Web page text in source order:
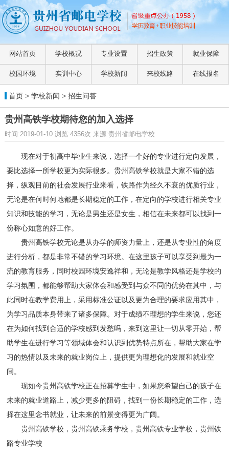
网站首页 学校概况 专业设置 招生政策 就业保障
校园环境 实训中心 学校新闻 来校线路 在线报名
首页> 学校新闻 > 招生问答
贵州高铁学校期待您的加入选择
时间:2019-01-10 浏览:4356次 来源:贵州省邮电学校
现在对于初高中毕业生来说，选择一个好的专业进行定向发展，
要比选择一所学校更为实际很多。贵州高铁学校就是大家不错的选
择，纵观目前的社会发展行业来看，铁路作为经久不衰的优质行业，
无论是在何时何地都是长期稳定的工作，在定向的学校进行相关专业
知识和技能的学习，无论是男生还是女生，相信在未来都可以找到一
份称心如意的好工作。
贵州高铁学校无论是从办学的师资力量上，还是从专业性的角度
进行分析，都是非常不错的学习环境。在这里孩子可以享受到最为一
流的教育服务，同时校园环境安逸祥和，无论是教学风格还是学校的
学习氛围，都能够帮助大家体会和感受到与众不同的优势在其中，与
此同时在教学费用上，采用标准公证以及更为合理的要求应用其中，
为学习品质本身带来了诸多保障。对于成绩不理想的学生来说，您还
在为如何找到合适的学校感到发愁吗，来到这里让一切从零开始，帮
助学生在进行学习等领域体会和认识到优势特点所在，帮助大家在学
习的热情以及未来的就业岗位上，提供更为理想化的发展和就业空
间。
现如今贵州高铁学校正在招募学生中，如果您希望自己的孩子在
未来的就业道路上，减少更多的阻碍，找到一份长期稳定的工作，选
择在这里念书就业，让未来的前景变得更为广阔。
贵州高铁学校，贵州高铁乘务学校，贵州高铁专业学校，贵州铁
路专业学校